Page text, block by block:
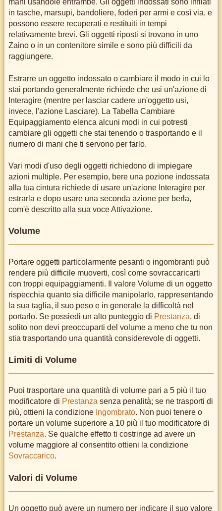
mani usandole entrambe. Gli oggetti indossati sono infilati
in tasche, marsupi, bandoliere, foderi per armi e così via, e
possono essere recuperati e restituiti in tempi
relativamente brevi. Gli oggetti riposti si trovano in uno
Zaino o in un contenitore simile e sono più difficili da
raggiungere.
Estrarre un oggetto indossato o cambiare il modo in cui lo
stai portando generalmente richiede che usi un'azione di
Interagire (mentre per lasciar cadere un'oggetto usi,
invece, l'azione Lasciare). La Tabella Cambiare
Equipaggiamento elenca alcuni modi in cui potresti
cambiare gli oggetti che stai tenendo o trasportando e il
numero di mani che ti servono per farlo.
Vari modi d'uso degli oggetti richiedono di impiegare
azioni multiple. Per esempio, bere una pozione indossata
alla tua cintura richiede di usare un'azione Interagire per
estrarla e dopo usare una seconda azione per berla,
com'è descritto alla sua voce Attivazione.
Volume
Portare oggetti particolarmente pesanti o ingombranti può
rendere più difficile muoverti, così come sovraccaricarti
con troppi equipaggiamenti. Il valore Volume di un oggetto
rispecchia quanto sia difficile manipolarlo, rappresentando
la sua taglia, il suo peso e in generale la difficoltà nel
portarlo. Se possiedi un alto punteggio di Prestanza, di
solito non devi preoccuparti del volume a meno che tu non
stia trasportando una quantità considerevole di oggetti.
Limiti di Volume
Puoi trasportare una quantità di volume pari a 5 più il tuo
modificatore di Prestanza senza penalità; se ne trasporti di
più, ottieni la condizione Ingombrato. Non puoi tenere o
portare un volume superiore a 10 più il tuo modificatore di
Prestanza. Se qualche effetto ti costringe ad avere un
volume maggiore al consentito ottieni la condizione
Sovraccarico.
Valori di Volume
Un oggetto può avere un numero per indicare il suo valore